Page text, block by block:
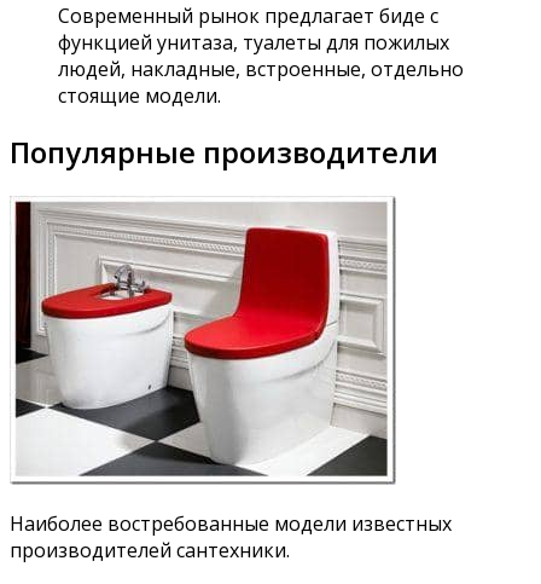
Современный рынок предлагает биде с
функцией унитаза, туалеты для пожилых
людей, накладные, встроенные, отдельно
стоящие модели.
Популярные производители
Наиболее востребованные модели известных
производителей сантехники.